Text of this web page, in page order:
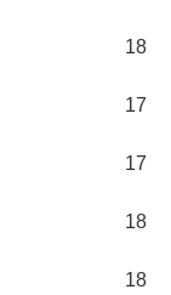
18
17
17
18
18